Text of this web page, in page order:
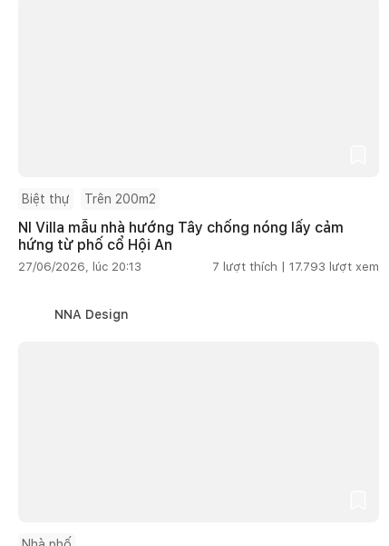
Biệt thự Trên 200m2
NI Villa mẫu nhà hướng Tây chống nóng lấy cảm
hứng từ phố cổ Hội An
27/06/2026, lúc 20:13 7 lượt thích | 17.793 lượt xem
NNA Design